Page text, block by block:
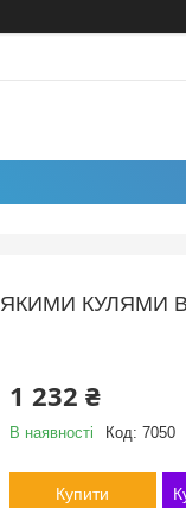
КУЛЯМИ
1 232 ₴
В наявності Код: 7050
Купити